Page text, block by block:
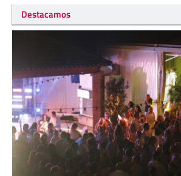
Destacamos